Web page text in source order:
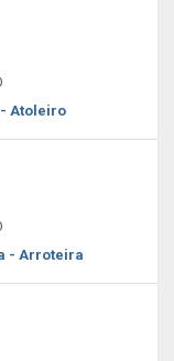
Atoleiro
- Arroteira